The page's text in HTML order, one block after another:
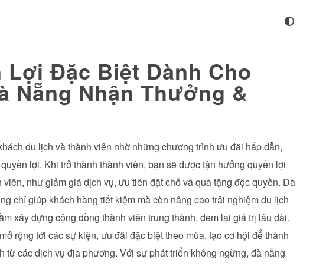
Lợi Đặc Biệt Dành Cho
Nẵng Nhận Thưởng &
du lịch và thành viên nhờ những chương trình ưu đãi hấp dẫn,
lợi. Khi trở thành thành viên, bạn sẽ được tận hưởng quyền lợi
như giảm giá dịch vụ, ưu tiên đặt chỗ và quà tặng độc quyền. Đà
chỉ giúp khách hàng tiết kiệm mà còn nâng cao trải nghiệm du lịch
xây dựng cộng đồng thành viên trung thành, đem lại giá trị lâu dài.
rộng tới các sự kiện, ưu đãi đặc biệt theo mùa, tạo cơ hội để thành
từ các dịch vụ địa phương. Với sự phát triển không ngừng, đà nẵng